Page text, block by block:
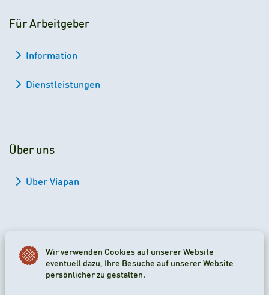
Für Arbeitgeber
Information
Dienstleistungen
Über uns
Über Viapan
2026 Viapan Dologidő Kft. © Alle Rechte vorbehalten.
Wir verwenden Cookies auf unserer Website
eventuell dazu, Ihre Besuche auf unserer Website
persönlicher zu gestalten.